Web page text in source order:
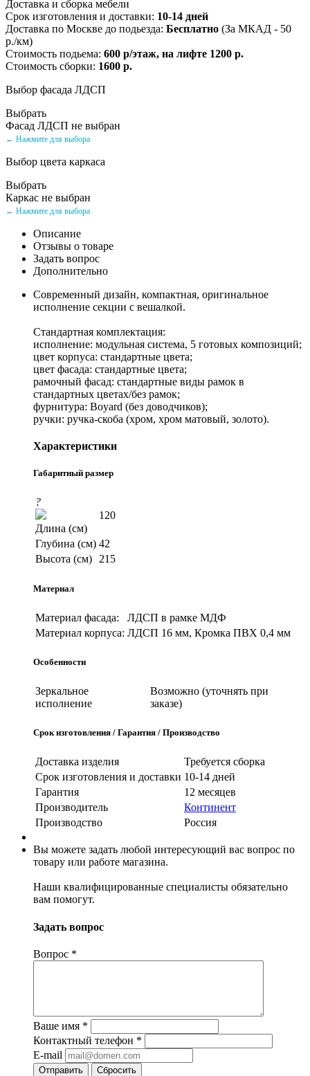
Доставка и сборка мебели
Срок изготовления и доставки: 10-14 дней
Доставка по Москве до подьезда: Бесплатно (За МКАД - 50
р./км)
Стоимость подьема: 600 р/этаж, на лифте 1200 р.
Стоимость сборки: 1600 р.
Выбор фасада ЛДСП
Выбрать
Фасад ЛДСП не выбран
← Нажмите для выбора
Выбор цвета каркаса
Выбрать
Каркас не выбран
← Нажмите для выбора
Описание
Отзывы о товаре
Задать вопрос
Дополнительно
Современный дизайн, компактная, оригинальное
исполнение секции с вешалкой.
Стандартная комплектация:
исполнение: модульная система, 5 готовых композиций;
цвет корпуса: стандартные цвета;
цвет фасада: стандартные цвета;
рамочный фасад: стандартные виды рамок в
стандартных цветах/без рамок;
фурнитура: Boyard (без доводчиков);
ручки: ручка-скоба (хром, хром матовый, золото).
Характеристики
Габаритный размер
?
Длина (см)
120
Глубина (см) 42
Высота (см) 215
Материал
Материал фасада:
ЛДСП в рамке МДФ
Материал корпуса: ЛДСП 16 мм, Кромка ПВХ 0,4 мм
Особенности
Зеркальное
исполнение
Возможно (уточнять при
заказе)
Срок изготовления / Гарантия / Производство
Доставка изделия
Требуется сборка
Срок изготовления и доставки 10-14 дней
Гарантия
12 месяцев
Производитель
Континент
Производство
Россия
Вы можете задать любой интересующий вас вопрос по
товару или работе магазина.
Наши квалифицированные специалисты обязательно
вам помогут.
Задать вопрос
Вопрос *
Ваше имя *
Контактный телефон *
E-mail
Сбросить